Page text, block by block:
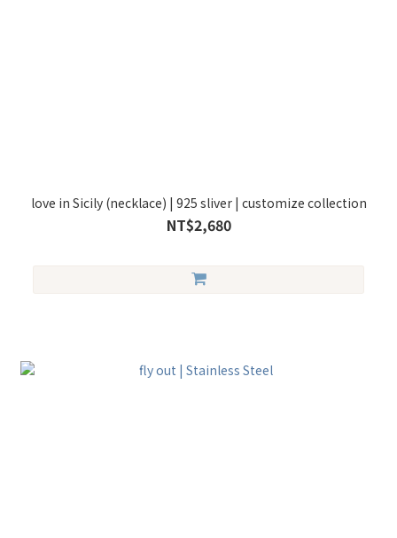
love in Sicily (necklace) | 925 sliver | customize collection
NT$2,680